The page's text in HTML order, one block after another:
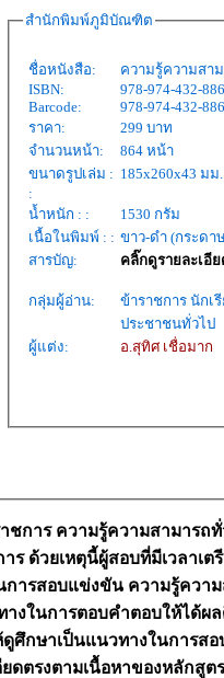
สำนักพิมพ์ภูมิบัณฑิต
ชื่อหนังสือ:
ความรู้ความสา
ISBN:
978-974-432-
Barcode:
978-974-432-
ราคา:
299 บาท
จำนวนหน้า:
864 หน้า
ขนาดรูปเล่ม :
:
185x260x43 มม.
น้ำหนัก : :
1530 กรัม
เนื้อในพิมพ์ : : ขาว-ดำ (กระดา
สารบัญ:
คลิ๊กดูรายละเอี
กลุ่มผู้อ่าน:
ข้าราชการ นักเ
ประชาชนทั่วไป
ผู้แต่ง:
อ.สุทิศ เชื่อมาก
ชการ ความรู้ความสามารถ
เท่านั้น
การสอบแข่งขัน ความรู้ควา
งในการตอบคำตอบให้ได้ผ
กษาเป็นแนวทางในการสอบ
ยดตรงตามเนื้อหาของหลักสู